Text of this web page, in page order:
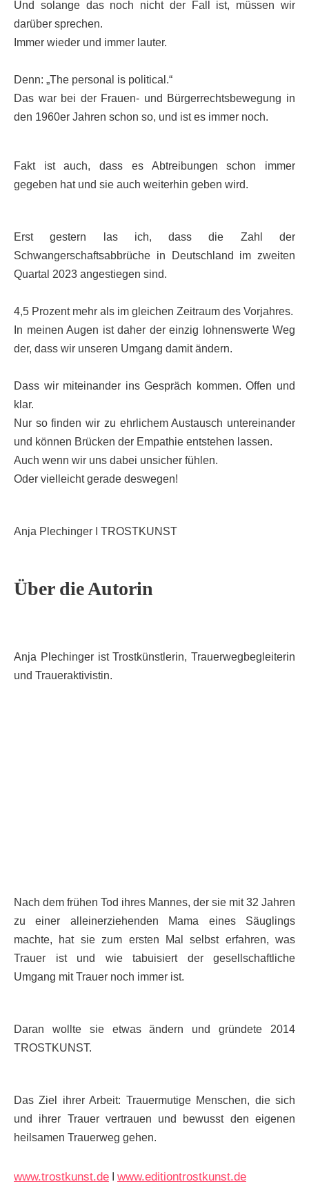
Und solange das noch nicht der Fall ist, müssen wir
darüber sprechen.
Immer wieder und immer lauter.
Denn: „The personal is political.“
Das war bei der Frauen- und Bürgerrechtsbewegung in
den 1960er Jahren schon so, und ist es immer noch.
Fakt ist auch, dass es Abtreibungen schon immer
gegeben hat und sie auch weiterhin geben wird.
Erst gestern las ich, dass die Zahl der
Schwangerschaftsabbrüche in Deutschland im zweiten
Quartal 2023 angestiegen sind.
4,5 Prozent mehr als im gleichen Zeitraum des Vorjahres.
In meinen Augen ist daher der einzig lohnenswerte Weg
der, dass wir unseren Umgang damit ändern.
Dass wir miteinander ins Gespräch kommen. Offen und
klar.
Nur so finden wir zu ehrlichem Austausch untereinander
und können Brücken der Empathie entstehen lassen.
Auch wenn wir uns dabei unsicher fühlen.
Oder vielleicht gerade deswegen!
Anja Plechinger I TROSTKUNST
Über die Autorin
Anja Plechinger ist Trostkünstlerin, Trauerwegbegleiterin
und Traueraktivistin.
Nach dem frühen Tod ihres Mannes, der sie mit 32 Jahren
zu einer alleinerziehenden Mama eines Säuglings
machte, hat sie zum ersten Mal selbst erfahren, was
Trauer ist und wie tabuisiert der gesellschaftliche
Umgang mit Trauer noch immer ist.
Daran wollte sie etwas ändern und gründete 2014
TROSTKUNST.
Das Ziel ihrer Arbeit: Trauermutige Menschen, die sich
und ihrer Trauer vertrauen und bewusst den eigenen
heilsamen Trauerweg gehen.
www.trostkunst.de www.editiontrostkunst.de